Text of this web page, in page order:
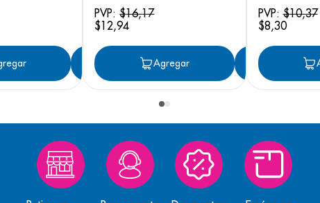
18
Agregar
PVP:$16,17
$12,94
Agregar
PVP:$10,37
$8,30